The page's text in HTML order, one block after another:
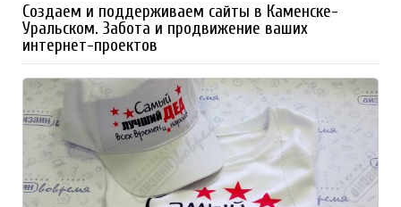
Создаем и поддерживаем сайты в Каменске-
Уральском. Забота и продвижение ваших
интернет-проектов